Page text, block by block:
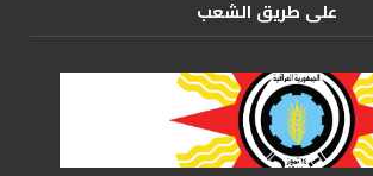
علی طریق الشعب